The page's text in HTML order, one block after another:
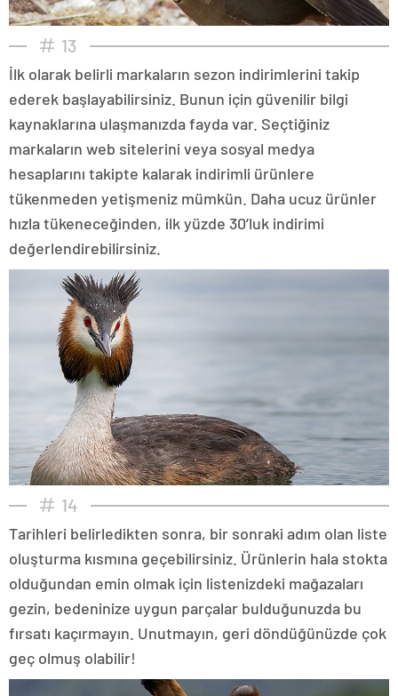
13
İlk olarak belirli markaların sezon indirimlerini takip
ederek başlayabilirsiniz. Bunun için güvenilir bilgi
kaynaklarına ulaşmanızda fayda var. Seçtiğiniz
markaların web sitelerini veya sosyal medya
hesaplarını takipte kalarak indirimli ürünlere
tükenmeden yetişmeniz mümkün. Daha ucuz ürünler
hızla tükeneceğinden, ilk yüzde 30’luk indirimi
değerlendirebilirsiniz.
14
Tarihleri belirledikten sonra, bir sonraki adım olan liste
oluşturma kısmına geçebilirsiniz. Ürünlerin hala stokta
olduğundan emin olmak için listenizdeki mağazaları
gezin, bedeninize uygun parçalar bulduğunuzda bu
fırsatı kaçırmayın. Unutmayın, geri döndüğünüzde çok
geç olmuş olabilir!